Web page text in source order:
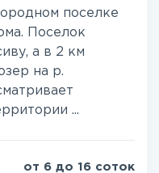
поселке
Поселок
а в 2 км
на р.
...
от 6 до 16 соток